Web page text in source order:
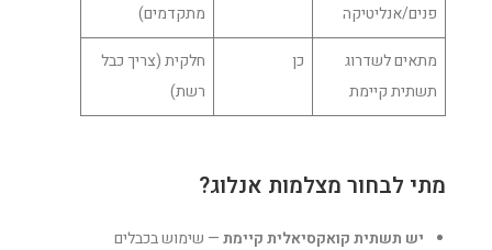
פנים/אנליטיקה
מתקדמים)
מתאים לשדרוג
תשתית קיימת
כן
חלקית (צריך כבל
רשת)
מתי לבחור מצלמות אנלוג?
יש תשתית קואקסיאלית קיימת— שימוש בכבלים